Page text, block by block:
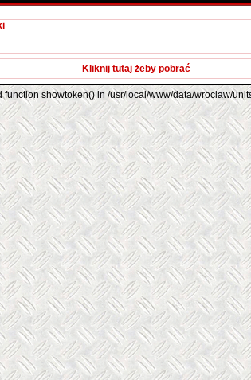
Kliknij tutaj żeby pobrać
function showtoken() in /usr/local/www/data/wroclaw/